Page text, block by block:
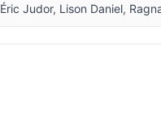
Éric Judor, Lison Daniel,